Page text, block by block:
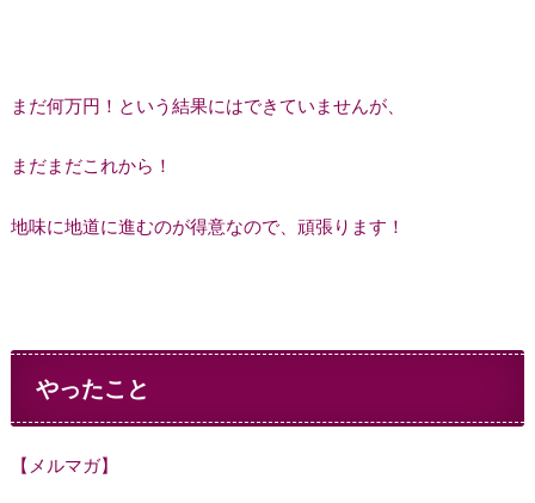
まだ何万円！という結果にはできていませんが、
まだまだこれから！
地味に地道に進むのが得意なので、頑張ります！
やったこと
【メルマガ】